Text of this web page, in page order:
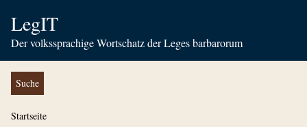
LegIT
Der volkssprachige Wortschatz der Leges barbarorum
Suche
Startseite